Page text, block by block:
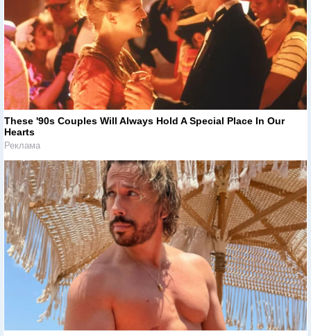
These '90s Couples Will Always Hold A Special Place In Our
Hearts
Реклама